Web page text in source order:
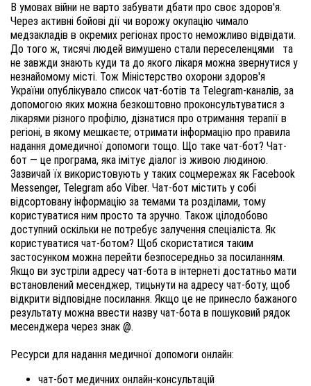
В умовах війни не варто забувати дбати про своє здоров'я.
Через активні бойові дії чи ворожу окупацію чимало
медзакладів в окремих регіонах просто неможливо відвідати.
До того ж, тисячі людей вимушено стали переселенцями   та
не завжди знають куди та до якого лікаря можна звернутися у
незнайомому місті. Тож Міністерство охорони здоров'я
України опублікувало список чат-ботів та Telegram-каналів, за
допомогою яких можна безкоштовно проконсультуватися з
лікарями різного профілю, дізнатися про отримання терапії в
регіоні, в якому мешкаєте; отримати інформацію про правила
надання домедичної допомоги тощо. Що таке чат-бот? Чат-
бот — це програма, яка імітує діалог із живою людиною.
Зазвичай їх використовують у таких соцмережах як Facebook
Messenger, Telegram або Viber. Чат-бот містить у собі
відсортовану інформацію за темами та розділами, тому
користуватися ним просто та зручно. Також цілодобово
доступний оскільки не потребує залучення спеціаліста. Як
користуватися чат-ботом? Щоб скористатися таким
застосунком можна перейти безпосередньо за посиланням.
Якщо ви зустріли адресу чат-бота в інтернеті достатньо мати
встановлений месенджер, тицьнути на адресу чат-боту, щоб
відкрити відповідне посилання. Якщо це не принесло бажаного
результату можна ввести назву чат-бота в пошуковий рядок
месенджера через знак @.
Ресурси для надання медичної допомоги онлайн: